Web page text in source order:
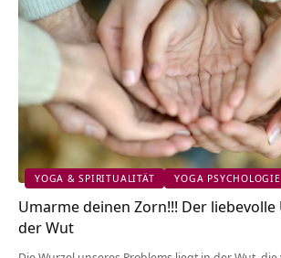
YOGA & SPIRITUALITÄT YOGA PSYCHOLOGIE
Umarme deinen Zorn!!! Der
der Wut